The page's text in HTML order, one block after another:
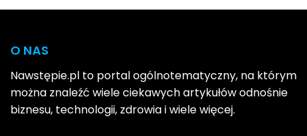
O NAS
Nawstępie.pl to portal ogólnotematyczny, na którym
można znaleźć wiele ciekawych artykułów odnośnie
biznesu, technologii, zdrowia i wiele więcej.